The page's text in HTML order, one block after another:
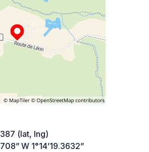
(lat, lng)
W 1°14’19.3632”